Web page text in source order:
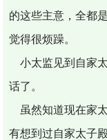
的这些主意，全都
觉得很烦躁。
小太监见到自家
话了。
虽然知道现在家
有想到过自家太子